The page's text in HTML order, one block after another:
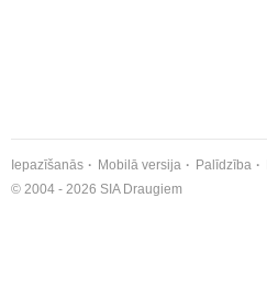
Iepazīšanās Mobilā versija Palīdzība
© 2004 - 2026 SIA Draugiem